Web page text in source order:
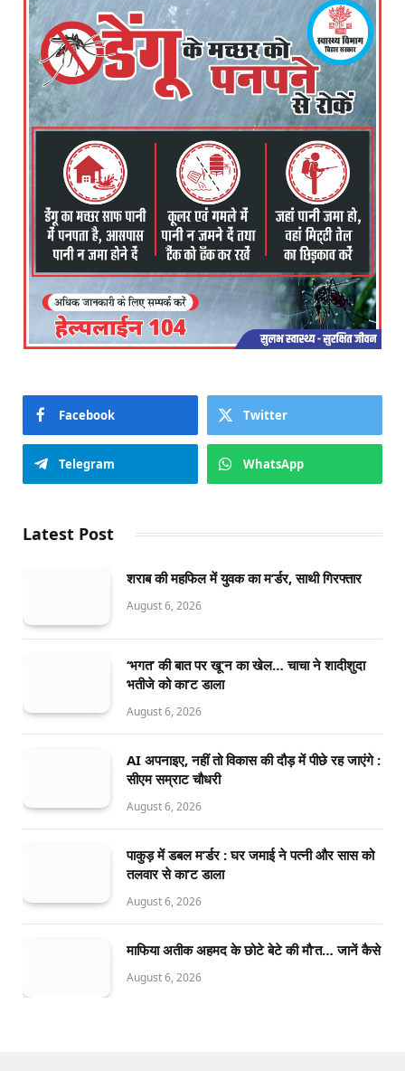
Facebook Twitter
Telegram WhatsApp
Latest Post
शराब की महफिल में युवक का म’र्डर, साथी गिरफ्तार
August 6, 2026
‘भगत’ की बात पर खू’न का खेल… चाचा ने शादीशुदा
भतीजे को का’ट डाला
August 6, 2026
AI अपनाइए, नहीं तो विकास की दौड़ में पीछे रह जाएंगे :
सीएम सम्राट चौधरी
August 6, 2026
पाकुड़ में डबल म’र्डर : घर जमाई ने पत्नी और सास को
तलवार से का’ट डाला
August 6, 2026
माफिया अतीक अहमद के छोटे बेटे की मौ’त… जानें कैसे
August 6, 2026